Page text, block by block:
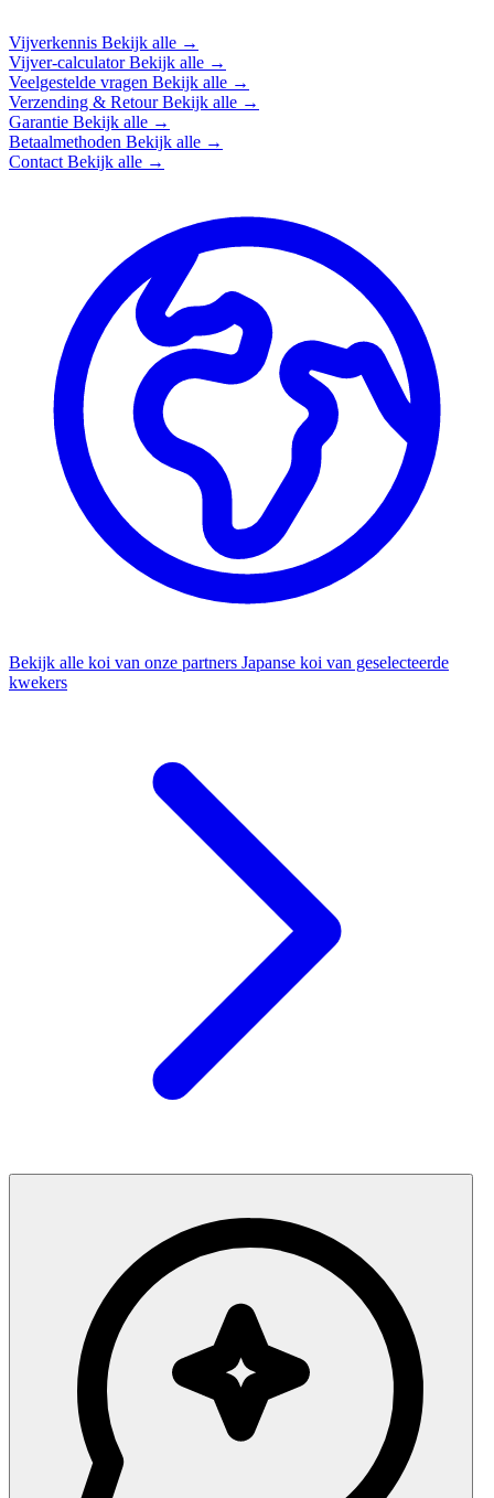
Vijverkennis Bekijk alle →
Vijver-calculatorBekijk alle →
Veelgestelde vragen Bekijk alle →
Verzending & RetourBekijk alle →
Garantie Bekijk alle →
Betaalmethoden Bekijk alle →
Contact Bekijk alle →
Bekijk alle koi van onze partners Japanse koi van geselecteerde
kwekers